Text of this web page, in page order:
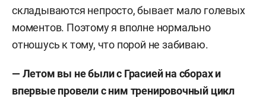
складываются непросто, бывает мало голевых
моментов. Поэтому я вполне нормально
отношусь к тому, что порой не забиваю.
— Летом вы не были с Грасией на сборах и
впервые провели с ним тренировочный цикл